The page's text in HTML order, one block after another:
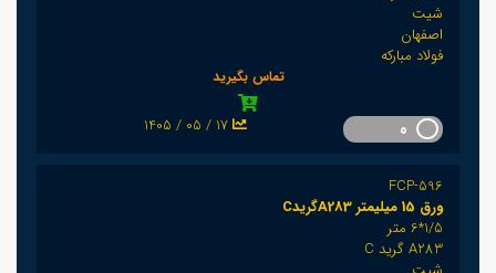
شیت
اصفهان
فولاد مبارکه
تماس بگیرید
1405 / 05 / 17
FCP-596
ورق 15 میلیمتر A283گریدC
1/5*6 متر
A283 گرید C